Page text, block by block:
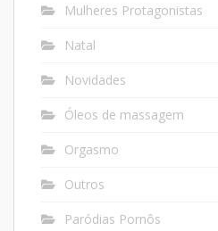
Mulheres Protagonistas
Natal
Novidades
Óleos de massagem
Orgasmo
Outros
Paródias Pornôs